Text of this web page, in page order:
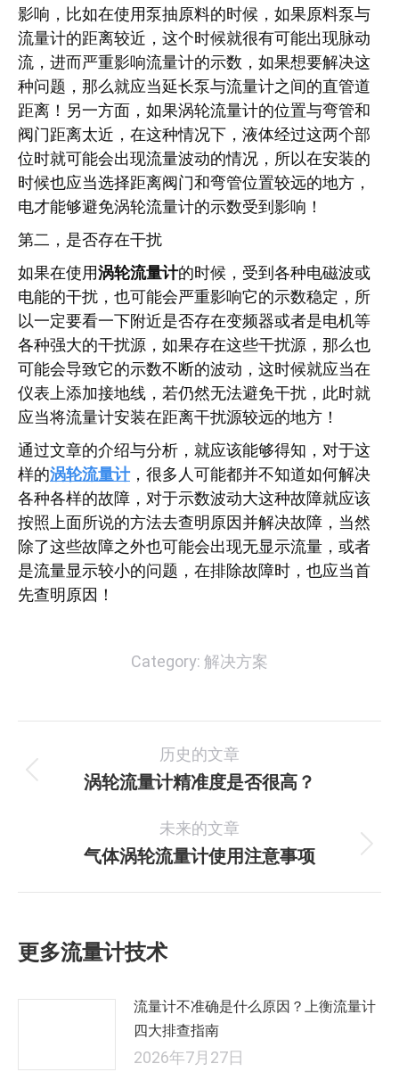
影响，比如在使用泵抽原料的时候，如果原料泵与
流量计的距离较近，这个时候就很有可能出现脉动
流，进而严重影响流量计的示数，如果想要解决这
种问题，那么就应当延长泵与流量计之间的直管道
距离！另一方面，如果涡轮流量计的位置与弯管和
阀门距离太近，在这种情况下，液体经过这两个部
位时就可能会出现流量波动的情况，所以在安装的
时候也应当选择距离阀门和弯管位置较远的地方，
电才能够避免涡轮流量计的示数受到影响！
第二，是否存在干扰
如果在使用涡轮流量计的时候，受到各种电磁波或
电能的干扰，也可能会严重影响它的示数稳定，所
以一定要看一下附近是否存在变频器或者是电机等
各种强大的干扰源，如果存在这些干扰源，那么也
可能会导致它的示数不断的波动，这时候就应当在
仪表上添加接地线，若仍然无法避免干扰，此时就
应当将流量计安装在距离干扰源较远的地方！
通过文章的介绍与分析，就应该能够得知，对于这
样的涡轮流量计，很多人可能都并不知道如何解决
各种各样的故障，对于示数波动大这种故障就应该
按照上面所说的方法去查明原因并解决故障，当然
除了这些故障之外也可能会出现无显示流量，或者
是流量显示较小的问题，在排除故障时，也应当首
先查明原因！
Category: 解决方案
章
历史的文章
历
的
文
涡轮流量计精准度是否很高？
未来的文章
未
气体涡轮流量计使用注意事项
更多流量计技术
流量计不准确是什么原因？上衡流量计
四大排查指南
2026年7月27日